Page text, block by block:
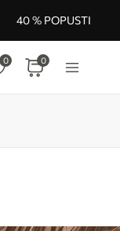
40 % POPUSTI
0 0